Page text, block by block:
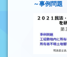
～事例問題